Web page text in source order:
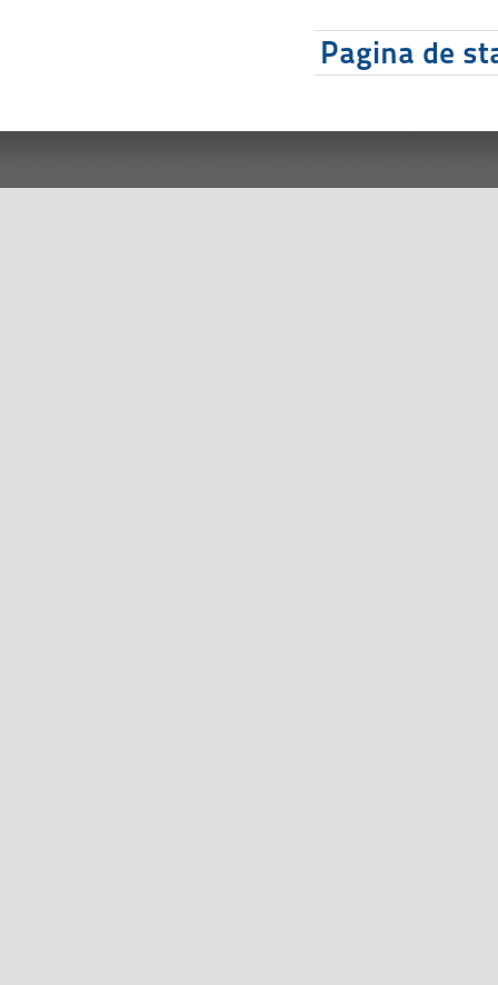
Pagina de